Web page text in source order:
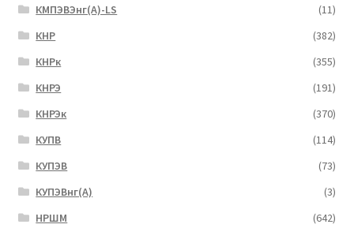
КМПЭВЭнг(А)-LS
(11)
КНР
(382)
КНРк
(355)
КНРЭ
(191)
КНРЭк
(370)
КУПВ
(114)
КУПЭВ
(73)
КУПЭВнг(А)
(3)
НРШМ
(642)